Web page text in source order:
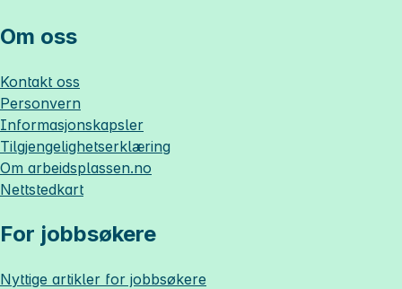
Om oss
Kontakt oss
Personvern
Informasjonskapsler
Tilgjengelighetserklæring
Om arbeidsplassen.no
Nettstedkart
For jobbsøkere
Nyttige artikler for jobbsøkere